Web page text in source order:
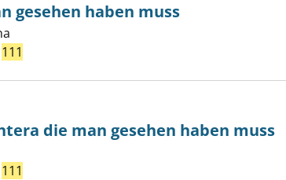
die man gesehen haben muss anzeigen
gesehen haben muss
111
Formentera die man gesehen haben muss
die man gesehen haben muss
111